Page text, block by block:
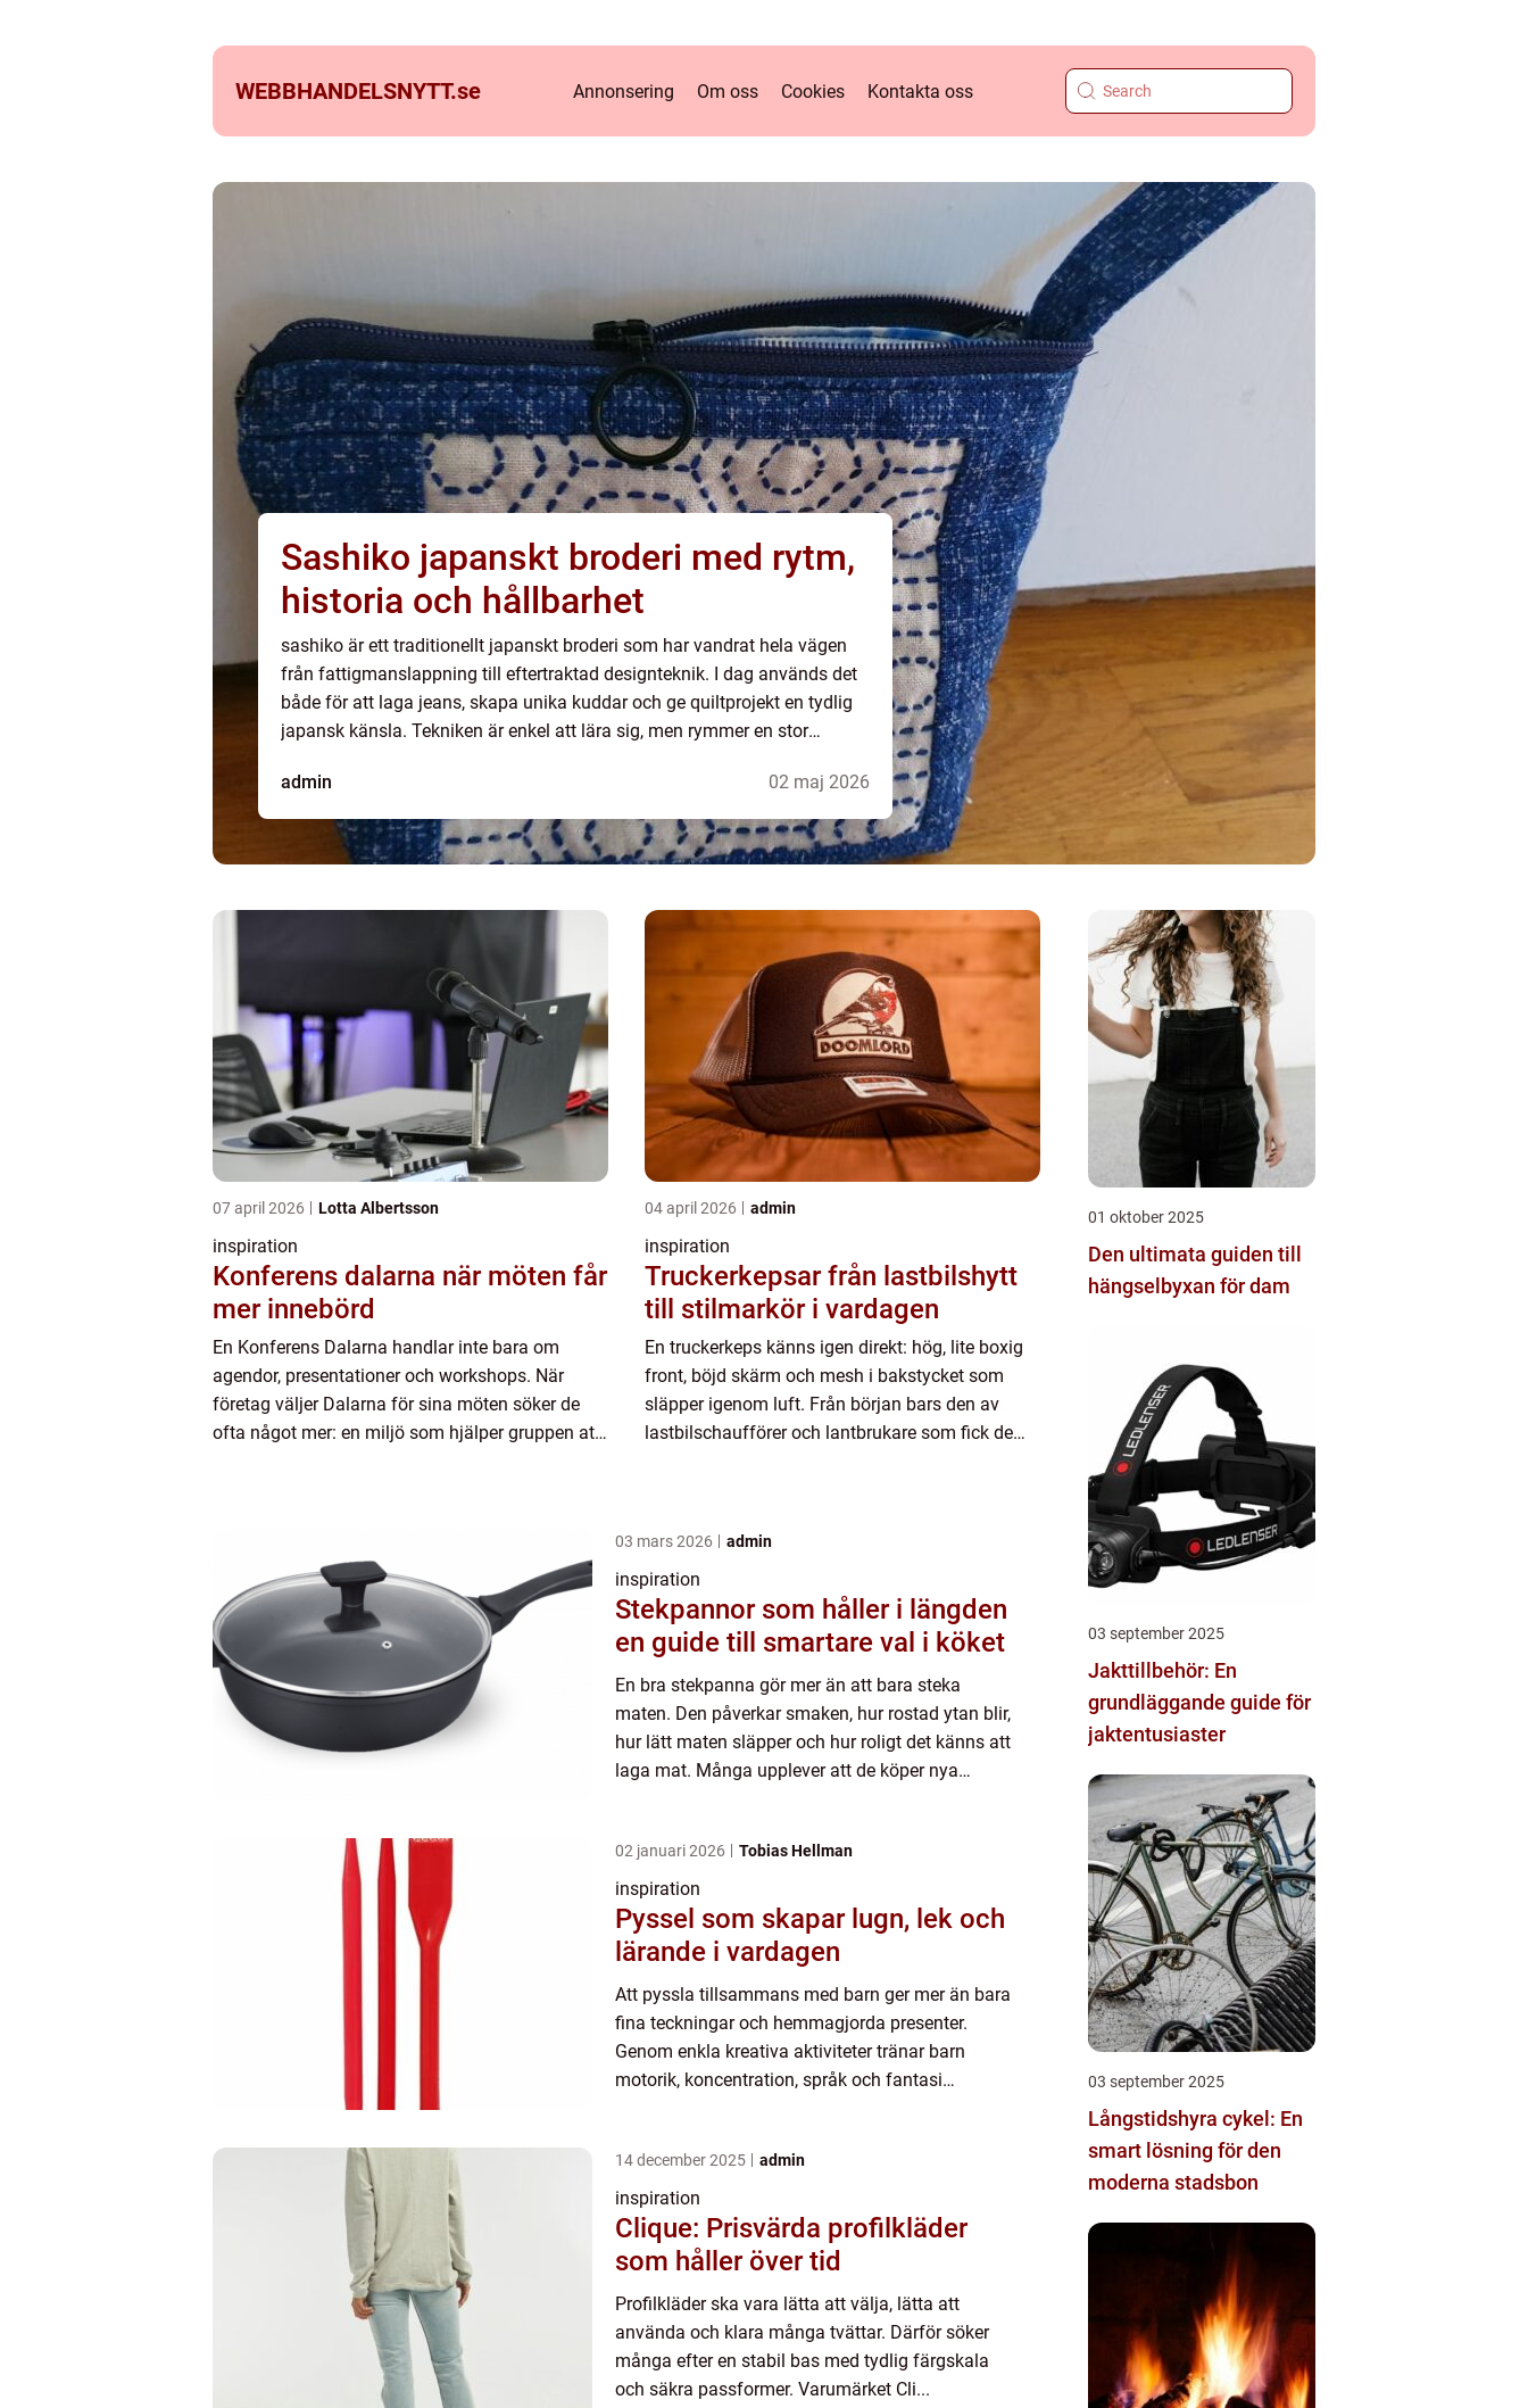
WEBBHANDELSNYTT.se Annonsering Om oss Cookies Kontakta oss
Sashiko japanskt broderi med rytm,
historia och hållbarhet
sashiko är ett traditionellt japanskt broderi som har vandrat hela vägen
från fattigmanslappning till eftertraktad designteknik. I dag används det
både för att laga jeans, skapa unika kuddar och ge quiltprojekt en tydlig
japansk känsla. Tekniken är enkel att lära sig, men rymmer en stor
admin
02 maj 2026
07 april 2026 Lotta Albertsson
inspiration
Konferens dalarna när möten får
mer innebörd
En Konferens Dalarna handlar inte bara om
agendor, presentationer och workshops. När
företag väljer Dalarna för sina möten söker de
ofta något mer: en miljö som hjälper gruppen att
04 april 2026 admin
inspiration
Truckerkepsar från lastbilshytt
till stilmarkör i vardagen
En truckerkeps känns igen direkt: hög, lite boxig
front, böjd skärm och mesh i bakstycket som
släpper igenom luft. Från början bars den av
lastbilschaufförer och lantbrukare som fick dem
03 mars 2026 admin
inspiration
Stekpannor som håller i längden
en guide till smartare val i köket
En bra stekpanna gör mer än att bara steka
maten. Den påverkar smaken, hur rostad ytan blir,
hur lätt maten släpper och hur roligt det känns att
laga mat. Många upplever att de köper nya
02 januari 2026 Tobias Hellman
inspiration
Pyssel som skapar lugn, lek och
lärande i vardagen
Att pyssla tillsammans med barn ger mer än bara
fina teckningar och hemmagjorda presenter.
Genom enkla kreativa aktiviteter tränar barn
motorik, koncentration, språk och fantasi
14 december 2025 admin
inspiration
Clique: Prisvärda profilkläder
som håller över tid
Profilkläder ska vara lätta att välja, lätta att
använda och klara många tvättar. Därför söker
många efter en stabil bas med tydlig färgskala
och säkra passformer. Varumärket Cli...
01 oktober 2025
Den ultimata guiden till
hängselbyxan för dam
03 september 2025
Jakttillbehör: En
grundläggande guide för
jaktentusiaster
03 september 2025
Långstidshyra cykel: En
smart lösning för den
moderna stadsbon